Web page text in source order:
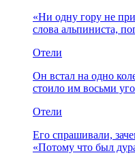
«Ни одну гору не
слова альпиниста,
Отели
Он встал на одно
стоило им восьми
Отели
Его спрашивали,
«Потому что был